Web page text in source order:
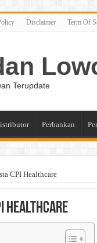
Disclaimer Term Of
Terupdate
Perbankan
CPI Healthcare
Healthcare